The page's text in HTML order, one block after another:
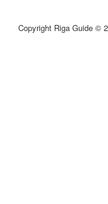
Copyright Riga Guide ©